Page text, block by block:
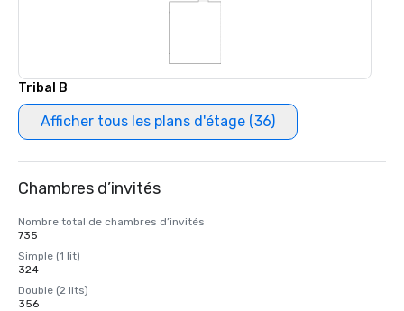
Tribal B
Afficher tous les plans d'étage (36)
Chambres d’invités
Nombre total de chambres d’invités
735
Simple (1 lit)
324
Double (2 lits)
356